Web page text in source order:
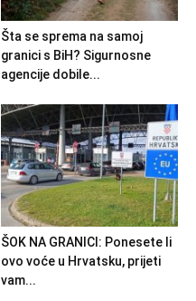
Šta se sprema na samoj
granici s BiH? Sigurnosne
agencije dobile...
ŠOK NA GRANICI: Ponesete li
ovo voće u Hrvatsku, prijeti
vam...